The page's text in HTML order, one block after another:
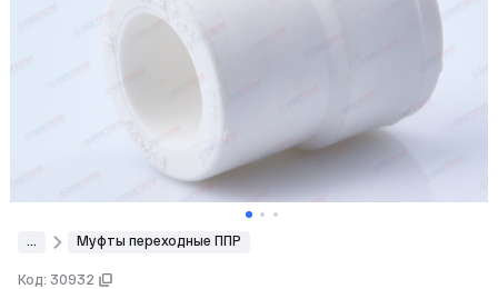
Муфты переходные ППР
Код: 30932